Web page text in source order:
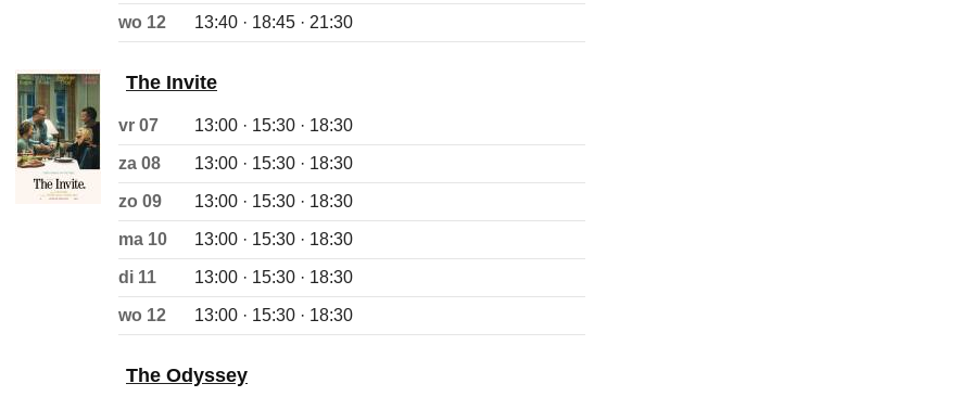
wo 12 13:40 · 18:45 · 21:30
The Invite
vr 07 13:00 · 15:30 · 18:30
za 08 13:00 · 15:30 · 18:30
zo 09 13:00 · 15:30 · 18:30
ma 10 13:00 · 15:30 · 18:30
di 11 13:00 · 15:30 · 18:30
wo 12 13:00 · 15:30 · 18:30
The Odyssey